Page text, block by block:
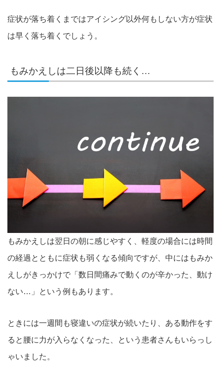
症状が落ち着くまではアイシング以外何もしない方が症状
は早く落ち着くでしょう。
もみかえしは二日後以降も続く…
もみかえしは翌日の朝に感じやすく、軽度の場合には時間
の経過とともに症状も弱くなる傾向ですが、中にはもみか
えしがきっかけで「数日間痛みで動くのが辛かった、動け
ない…」という例もあります。
ときには一週間も寝違いの症状が続いたり、ある動作をす
ると腰に力が入らなくなった、という患者さんもいらっし
ゃいました。